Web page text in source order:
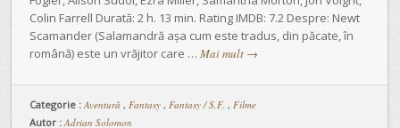
Colin Farrell Durată: 2 h. 13 min. Rating IMDB: 7.2 Despre: Newt
Scamander (Salamandră așa cum este tradus, din păcate, în
română) este un vrăjitor care … Mai mult →
Categorie :Aventură , Fantasy , Fantasy / S.F. , Filme
Autor : Adrian Solomon